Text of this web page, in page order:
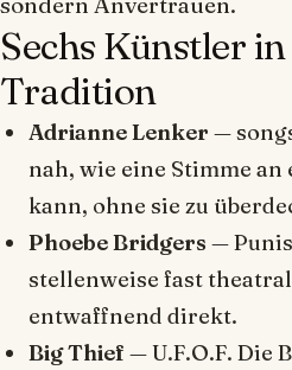
Sechs Künstler
Tradition
Adrianne Lenker —
nah, wie eine Stimme
kann, ohne sie zu
Phoebe Bridgers —
stellenweise fast
entwaffnend direkt.
Big Thief —U.F.O.F. Die